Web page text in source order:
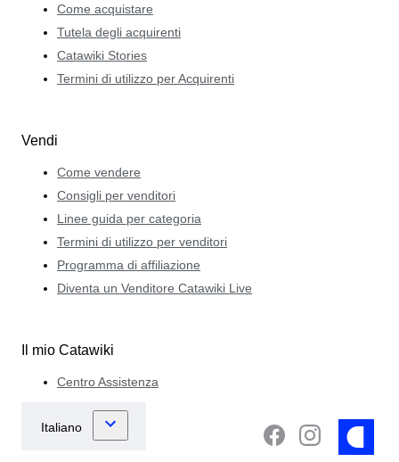
Come acquistare
Tutela degli acquirenti
Catawiki Stories
Termini di utilizzo per Acquirenti
Vendi
Come vendere
Consigli per venditori
Linee guida per categoria
Termini di utilizzo per venditori
Programma di affiliazione
Diventa un Venditore Catawiki Live
Il mio Catawiki
Centro Assistenza